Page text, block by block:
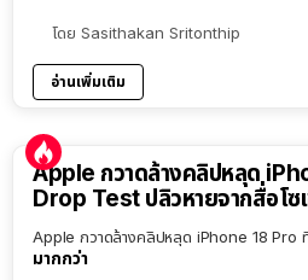
โดย Sasithakan Sritonthip
อ่านเพิ่มเติม
Apple กวาดล้างคลิปหลุด
Drop Test ปลิวหายจากสื่อโซ
Apple กวาดล้างคลิปหลุด iPhone 18 Pro
มากกว่า